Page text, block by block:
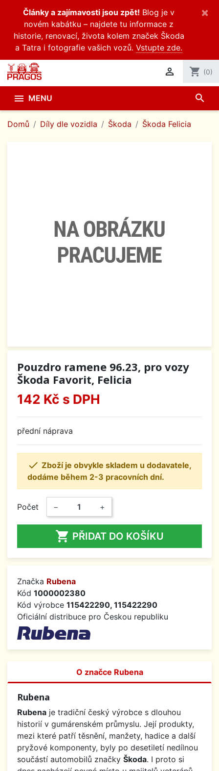
Články a zajímavosti jsou zpět! Blog je v
novém kabátku – najdete tu informace z
historie, renovací, života kolem značek Škoda
a Tatra i fotografie vašich vozů. Vstupte zde.
×
 shopping_cart (0)
 MENU search
Domů Díly dle vozidla Škoda Škoda Felicia
Pouzdro ramene 96.23, pro vozy
Škoda Favorit, Felicia
142 Kč s DPH
přední náprava
 Zboží je obvykle skladem u dodavatele,
dodáme během 2-3 pracovních dní.
Počet − +
 PŘIDAT DO KOŠÍKU
Značka Rubena
Kód 1000002380
Kód výrobce 115422290, 115422290
Oficiální distribuce pro Českou republiku
O značce Rubena
Rubena
Rubena je tradiční český výrobce s dlouhou
historií v gumárenském průmyslu. Její produkty,
mezi které patří těsnění, manžety, hadice a další
pryžové komponenty, byly po desetiletí nedílnou
součástí automobilů značky Škoda. I proto si